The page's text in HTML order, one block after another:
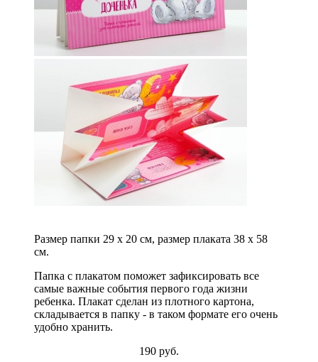
Размер папки 29 х 20 см, размер плаката 38 х 58
см.
Папка с плакатом поможет зафиксировать все
самые важные события первого года жизни
ребенка. Плакат сделан из плотного картона,
складывается в папку - в таком формате его очень
удобно хранить.
190 руб.